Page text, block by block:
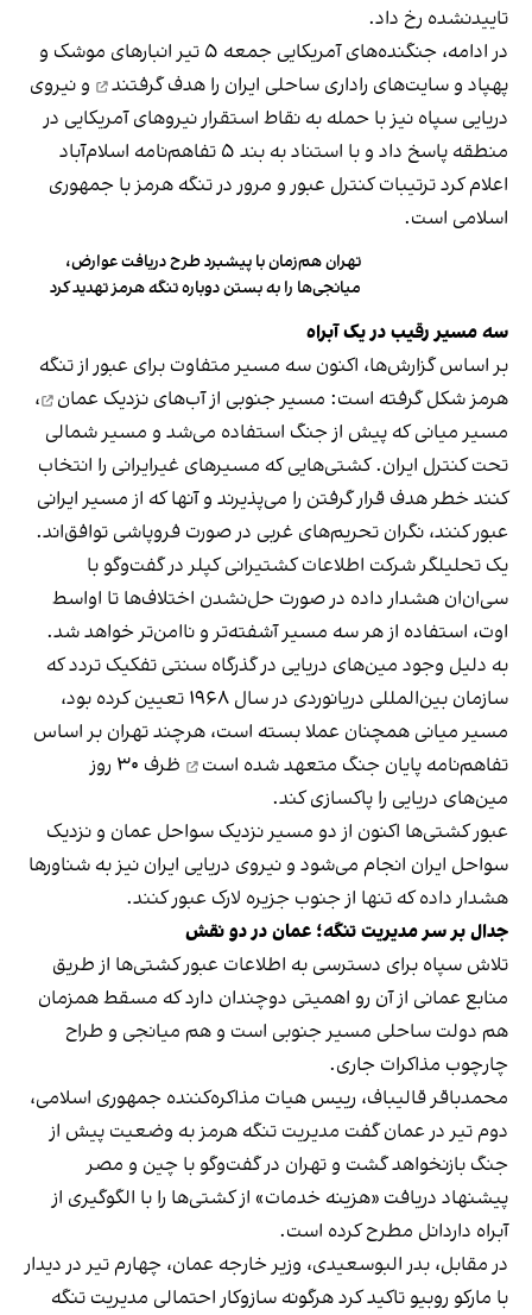
تاییدنشده رخ داد.
در ادامه، جنگنده‌های آمریکایی جمعه ۵ تیر انبارهای موشک و
پهپاد و سایت‌های راداری ساحلی ایران را هدف گرفتند
و نیروی
دریایی سپاه نیز با حمله به نقاط استقرار نیروهای آمریکایی در
منطقه پاسخ داد و با استناد به بند ۵ تفاهم‌نامه اسلام‌آباد
اعلام کرد ترتیبات کنترل عبور و مرور در تنگه هرمز با جمهوری
اسلامی است.
تهران هم‌زمان با پیشبرد طرح دریافت عوارض،
میانجی‌ها را به بستن دوباره تنگه هرمز تهدید کرد
سه مسیر رقیب در یک آبراه
بر اساس گزارش‌ها، اکنون سه مسیر متفاوت برای عبور از تنگه
هرمز شکل گرفته است: مسیر جنوبی ازآب‌های نزدیک عمان
،
مسیر میانی که پیش از جنگ استفاده می‌شد و مسیر شمالی
تحت کنترل ایران. کشتی‌هایی که مسیرهای غیرایرانی را انتخاب
کنند خطر هدف قرار گرفتن را می‌پذیرند و آنها که از مسیر ایرانی
عبور کنند، نگران تحریم‌های غربی در صورت فروپاشی توافق‌اند.
یک تحلیلگر شرکت اطلاعات کشتیرانی کپلر در گفت‌و‌گو با
سی‌ان‌ان هشدار داده در صورت حل‌نشدن اختلاف‌ها تا اواسط
اوت، استفاده از هر سه مسیر آشفته‌تر و ناامن‌تر خواهد شد.
به دلیل وجود مین‌های دریایی در گذرگاه سنتی تفکیک تردد که
سازمان بین‌المللی دریانوردی در سال ۱۹۶۸ تعیین کرده بود،
مسیر میانی همچنان عملا بسته است، هرچند تهران بر اساس
تفاهم‌نامه پایان جنگ متعهد شده است
ظرف ۳۰ روز
مین‌های دریایی را پاکسازی کند.
عبور کشتی‌ها اکنون از دو مسیر نزدیک سواحل عمان و نزدیک
سواحل ایران انجام می‌شود و نیروی دریایی ایران نیز به شناورها
هشدار داده که تنها از جنوب جزیره لارک عبور کنند.
جدال بر سر مدیریت تنگه؛ عمان در دو نقش
تلاش سپاه برای دسترسی به اطلاعات عبور کشتی‌ها از طریق
منابع عمانی از آن رو اهمیتی دوچندان دارد که مسقط همزمان
هم دولت ساحلی مسیر جنوبی است و هم میانجی و طراح
چارچوب مذاکرات جاری.
محمدباقر قالیباف، رییس هیات مذاکره‌کننده جمهوری اسلامی،
دوم تیر در عمان گفت مدیریت تنگه هرمز به وضعیت پیش از
جنگ بازنخواهد گشت و تهران در گفت‌وگو با چین و مصر
پیشنهاد دریافت «هزینه خدمات» از کشتی‌ها را با الگوگیری از
آبراه داردانل مطرح کرده است.
در مقابل، بدر البوسعیدی، وزیر خارجه عمان، چهارم تیر در دیدار
با مارکو روبیو تاکید کرد هرگونه سازوکار احتمالی مدیریت تنگه